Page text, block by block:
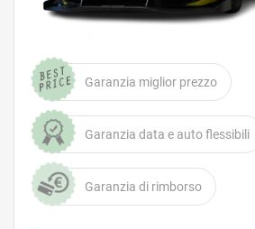
Garanzia miglior prezzo
Garanzia data e auto flessibili
Garanzia di rimborso